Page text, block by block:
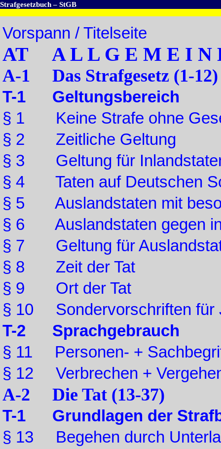
Strafgesetzbuch – StGB
Vorspann / Titelseite
AT A L L G E M E I N
A-1 Das Strafgesetz (1-12)
T-1 Geltungsbereich
§ 1 Keine Strafe ohne
§ 2 Zeitliche Geltung
§ 3 Geltung für
§ 4 Taten auf Deutschen
§ 5 Auslandstaten mit
§ 6 Auslandstaten gegen
§ 7 Geltung für
§ 8 Zeit der Tat
§ 9 Ort der Tat
§ 10 Sondervorschriften für
T-2 Sprachgebrauch
§ 11 Personen- +
§ 12 Verbrechen +
A-2 Die Tat (13-37)
T-1 Grundlagen der
§ 13 Begehen durch